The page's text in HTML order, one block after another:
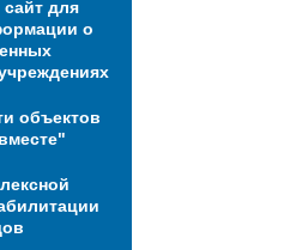
для
о
объектов